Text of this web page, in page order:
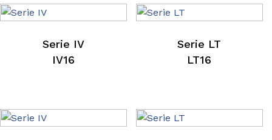
Serie IV
IV16
Serie LT
LT16